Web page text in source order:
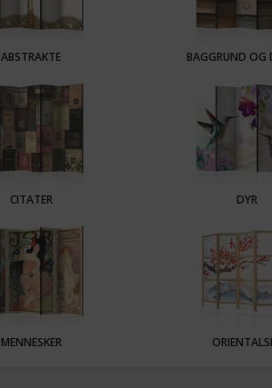
ABSTRAKTE BAGGRUND OG
CITATER DYR
MENNESKER